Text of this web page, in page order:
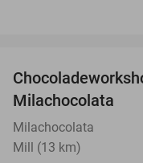
Milachocolata
Milachocolata
Mill (13 km)